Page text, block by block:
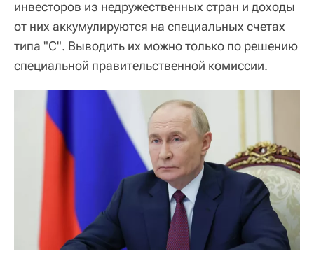
инвесторов из недружественных стран и доходы
от них аккумулируются на специальных счетах
типа "C". Выводить их можно только по решению
специальной правительственной комиссии.